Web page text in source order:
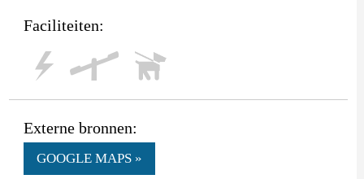
Faciliteiten:
Externe bronnen:
GOOGLE MAPS »